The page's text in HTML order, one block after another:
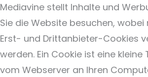
Mediavine stellt Inhalte und
Sie die Website besuchen,
Erst- und Drittanbieter-Cookies
werden. Ein Cookie ist eine kleine
vom Webserver an Ihren